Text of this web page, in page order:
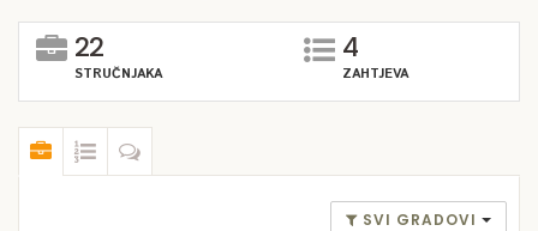
22
STRUČNJAKA
4
ZAHTJEVA
SVI GRADOVI